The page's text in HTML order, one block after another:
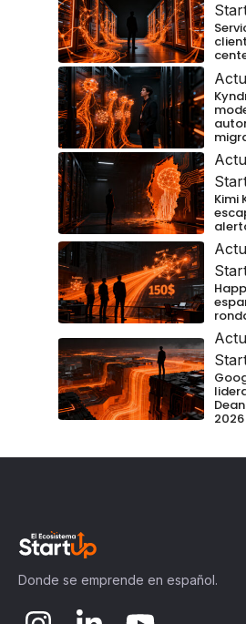
Kimi
2026
Donde se emprende en español.